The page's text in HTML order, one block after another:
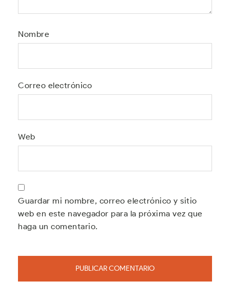
Nombre
Correo electrónico
Web
Guardar mi nombre, correo electrónico y sitio
web en este navegador para la próxima vez que
haga un comentario.